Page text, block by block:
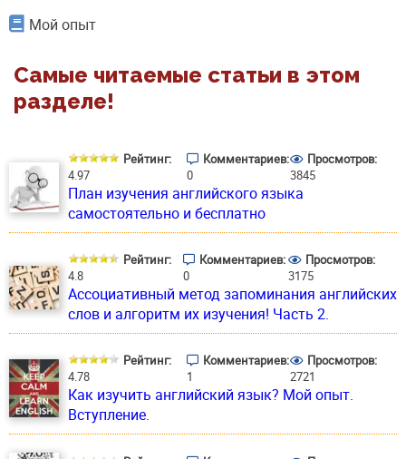
Мой опыт
Самые читаемые статьи в этом
разделе!
Рейтинг:
4.97
Комментариев:
0
Просмотров:
3845
План изучения английского языка
самостоятельно и бесплатно
Рейтинг:
4.8
Комментариев:
0
Просмотров:
3175
Ассоциативный метод запоминания английских
слов и алгоритм их изучения! Часть 2.
Рейтинг:
4.78
Комментариев:
1
Просмотров:
2721
Как изучить английский язык? Мой опыт.
Вступление.